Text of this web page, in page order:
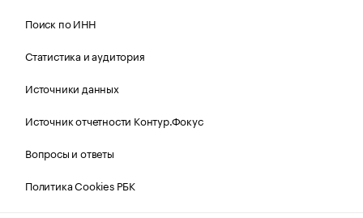
Поиск по ИНН
Статистика и аудитория
Источники данных
Источник отчетности Контур.Фокус
Вопросы и ответы
Политика Cookies РБК